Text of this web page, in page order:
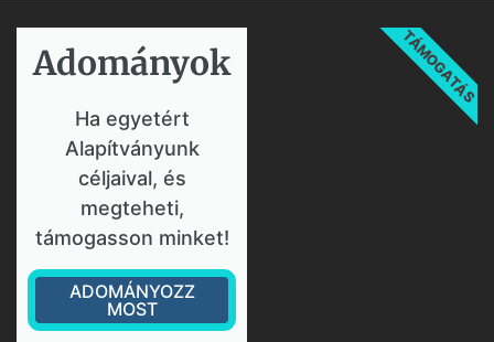
Adományok​
Ha egyetért
Alapítványunk
céljaival, és
megteheti,
támogasson minket!
ADOMÁNYOZZ
MOST
TÁMOGATÁS